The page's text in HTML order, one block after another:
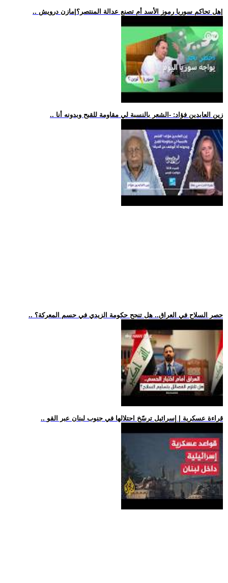
.. زين العابدين فؤاد: -الشعر بالنسبة لي مقاومة للقبح وبدونه أنا
.. حصر السلاح في العراق.. هل تنجح حكومة الزيدي في حسم المعركة؟
.. قراءة عسكرية | إسرائيل ترسّخ احتلالها في جنوب لبنان عبر القو